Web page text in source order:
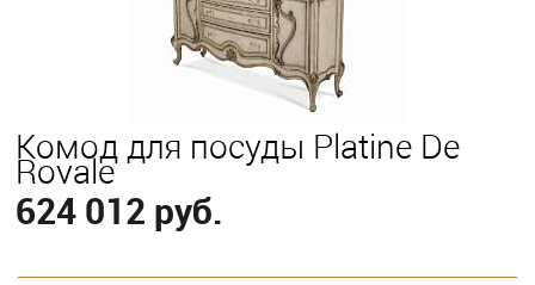
Комод для посуды Platine De
Royale
624 012 руб.